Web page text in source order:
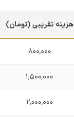
هزینه تقریبی (تومان)
۸۰۰,۰۰۰
۱,۵۰۰,۰۰۰
۲,۰۰۰,۰۰۰